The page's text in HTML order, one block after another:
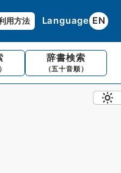
用方法 Language EN
辞書検索
（五十音順）